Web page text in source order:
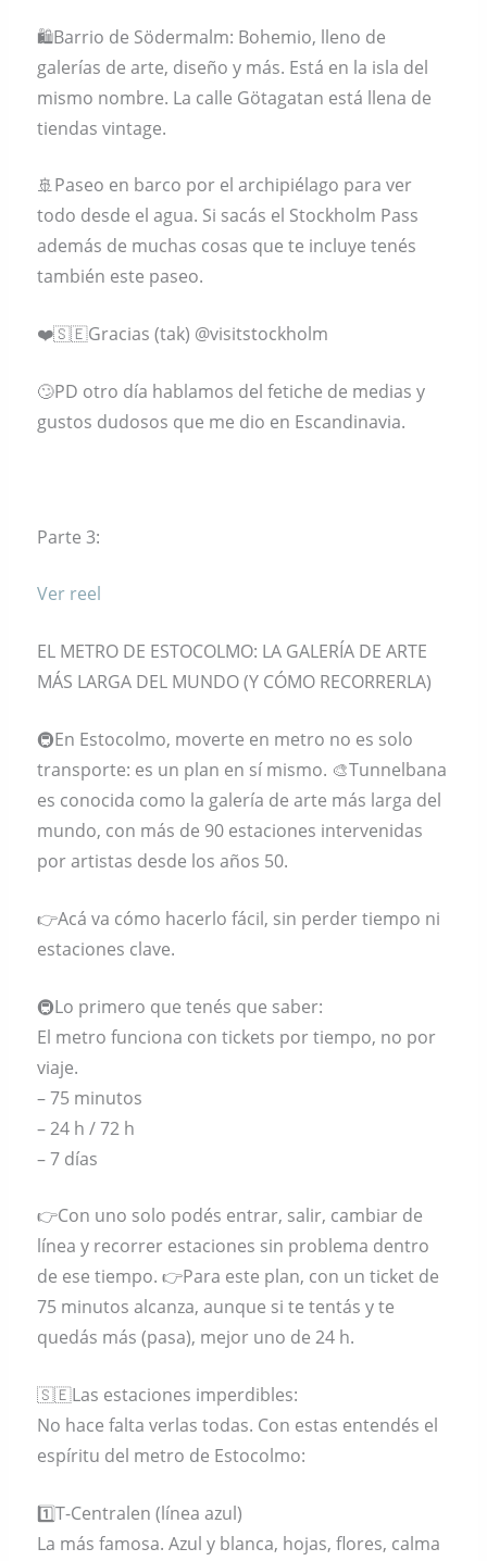
🛍Barrio de Södermalm: Bohemio, lleno de
galerías de arte, diseño y más. Está en la isla del
mismo nombre. La calle Götagatan está llena de
tiendas vintage.
🚢Paseo en barco por el archipiélago para ver
todo desde el agua. Si sacás el Stockholm Pass
además de muchas cosas que te incluye tenés
también este paseo.
❤️🇸🇪Gracias (tak) @visitstockholm
🙄PD otro día hablamos del fetiche de medias y
gustos dudosos que me dio en Escandinavia.
Parte 3:
Ver reel
EL METRO DE ESTOCOLMO: LA GALERÍA DE ARTE
MÁS LARGA DEL MUNDO (Y CÓMO RECORRERLA)
🚇En Estocolmo, moverte en metro no es solo
transporte: es un plan en sí mismo. 🎨Tunnelbana
es conocida como la galería de arte más larga del
mundo, con más de 90 estaciones intervenidas
por artistas desde los años 50.
👉Acá va cómo hacerlo fácil, sin perder tiempo ni
estaciones clave.
🚇Lo primero que tenés que saber:
El metro funciona con tickets por tiempo, no por
viaje.
– 75 minutos
– 24 h / 72 h
– 7 días
👉Con uno solo podés entrar, salir, cambiar de
línea y recorrer estaciones sin problema dentro
de ese tiempo. 👉Para este plan, con un ticket de
75 minutos alcanza, aunque si te tentás y te
quedás más (pasa), mejor uno de 24 h.
🇸🇪Las estaciones imperdibles:
No hace falta verlas todas. Con estas entendés el
espíritu del metro de Estocolmo:
1️⃣T-Centralen (línea azul)
La más famosa. Azul y blanca, hojas, flores, calma